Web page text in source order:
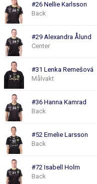
#26 Nellie Karlsson
Back
#29 Alexandra Ålund
Center
#31 Lenka Remešová
Målvakt
#36 Hanna Kamrad
Back
#52 Emelie Larsson
Back
#72 Isabell Holm
Back